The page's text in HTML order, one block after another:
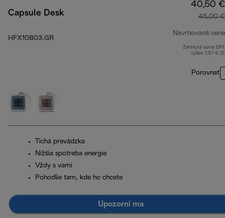
Capsule Desk
HFX10B03.GR
40,50 €
45,00 €
Navrhovaná cena
Zahrnutá suma
výške 7,57 €
Porovnať
Tichá prevádzka
Nižšia spotreba energie
Vždy s vami
Pohodlie tam, kde ho chcete
Upozorni ma